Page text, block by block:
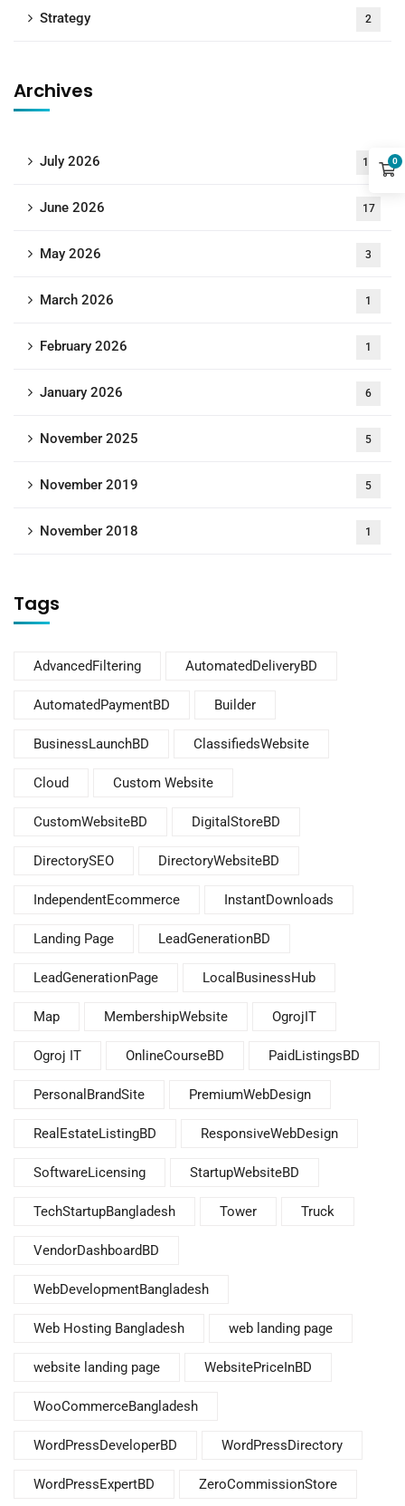
Strategy 2
Archives
July 2026 18
June 2026 17
May 2026 3
March 2026 1
February 2026 1
January 2026 6
November 2025 5
November 2019 5
November 2018 1
Tags
AdvancedFiltering AutomatedDeliveryBD
AutomatedPaymentBD Builder
BusinessLaunchBD ClassifiedsWebsite
Cloud Custom Website
CustomWebsiteBD DigitalStoreBD
DirectorySEO DirectoryWebsiteBD
IndependentEcommerce InstantDownloads
Landing Page LeadGenerationBD
LeadGenerationPage LocalBusinessHub
Map MembershipWebsite OgrojIT
Ogroj IT OnlineCourseBD PaidListingsBD
PersonalBrandSite PremiumWebDesign
RealEstateListingBD ResponsiveWebDesign
SoftwareLicensing StartupWebsiteBD
TechStartupBangladesh Tower Truck
VendorDashboardBD
WebDevelopmentBangladesh
Web Hosting Bangladesh web landing page
website landing page WebsitePriceInBD
WooCommerceBangladesh
WordPressDeveloperBD WordPressDirectory
WordPressExpertBD ZeroCommissionStore
0